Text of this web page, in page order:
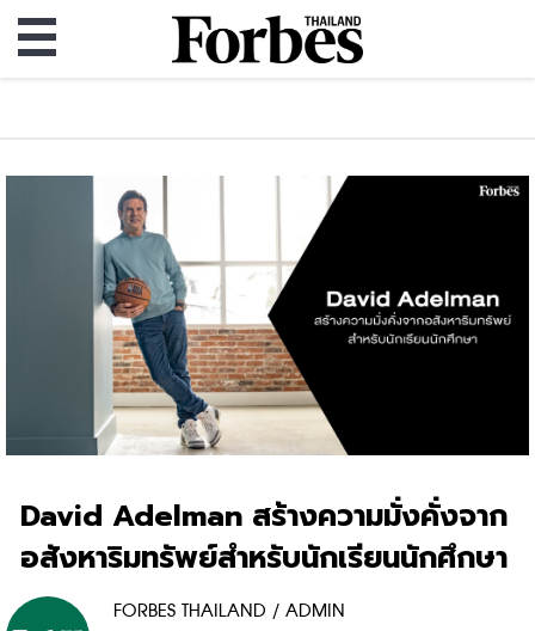
David Adelman สร้างความมั่งคั่งจาก
อสังหาริมทรัพย์สำหรับนักเรียนนักศึกษา
FORBES THAILAND / ADMIN